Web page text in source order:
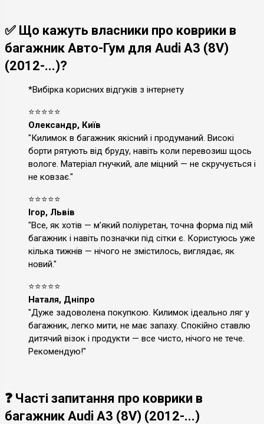
✅ Що кажуть власники про коврики в
багажник Авто-Гум для Audi A3 (8V)
(2012-...)?
*Вибірка корисних відгуків з інтернету
⭐⭐⭐⭐⭐
Олександр, Київ
"Килимок в багажник якісний і продуманий. Високі
борти рятують від бруду, навіть коли перевозиш щось
вологе. Матеріал гнучкий, але міцний — не скручується і
не ковзає."
⭐⭐⭐⭐⭐
Ігор, Львів
"Все, як хотів — м’який поліуретан, точна форма під мій
багажник і навіть позначки під сітки є. Користуюсь уже
кілька тижнів — нічого не змістилось, виглядає, як
новий."
⭐⭐⭐⭐⭐
Наталя, Дніпро
"Дуже задоволена покупкою. Килимок ідеально ляг у
багажник, легко мити, не має запаху. Спокійно ставлю
дитячий візок і продукти — все чисто, нічого не тече.
Рекомендую!"
❓ Часті запитання про коврики в
багажник Audi A3 (8V) (2012-...)